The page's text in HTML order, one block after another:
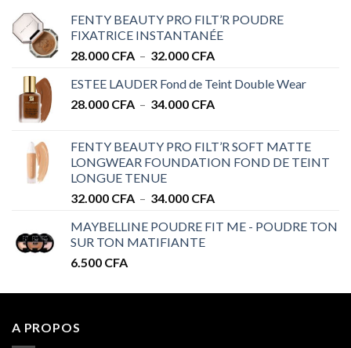
FENTY BEAUTY PRO FILT’R POUDRE
FIXATRICE INSTANTANÉE
28.000 CFA – 32.000 CFAPlage
prix :
28.000 CFA
ESTEE LAUDER Fond de Teint Double Wear
28.000 CFA – 34.000 CFAPlage
28.000 CFA
à
FENTY BEAUTY PRO FILT’R SOFT MATTE
LONGWEAR FOUNDATION FOND DE TEINT
LONGUE TENUE
32.000 CFA – 34.000 CFAPlage
prix :
MAYBELLINE POUDRE FIT ME - POUDRE TON
SUR TON MATIFIANTE
6.500 CFA
A PROPOS